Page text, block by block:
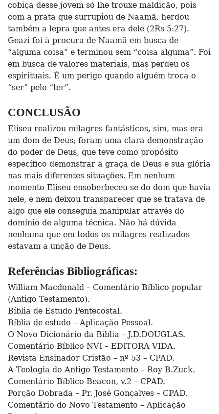
cobiça desse jovem só lhe trouxe maldição, pois
com a prata que surrupiou de Naamã, herdou
também a lepra que antes era dele (2Rs 5:27).
Geazi foi à procura de Naamã em busca de
“alguma coisa” e terminou sem “coisa alguma”. Foi
em busca de valores materiais, mas perdeu os
espirituais. É um perigo quando alguém troca o
“ser” pelo “ter”.
CONCLUSÃO
Eliseu realizou milagres fantásticos, sim, mas era
um dom de Deus; foram uma clara demonstração
do poder de Deus, que teve como propósito
específico demonstrar a graça de Deus e sua glória
nas mais diferentes situações. Em nenhum
momento Eliseu ensoberbeceu-se do dom que havia
nele, e nem deixou transparecer que se tratava de
algo que ele conseguia manipular através do
domínio de alguma técnica. Não há dúvida
nenhuma que em todos os milagres realizados
estavam a unção de Deus.
Referências Bibliográficas:
William Macdonald – Comentário Bíblico popular
(Antigo Testamento).
Bíblia de Estudo Pentecostal.
Bíblia de estudo – Aplicação Pessoal.
O Novo Dicionário da Bíblia – J.D.DOUGLAS.
Comentário Bíblico NVI – EDITORA VIDA.
Revista Ensinador Cristão – nº 53 – CPAD.
A Teologia do Antigo Testamento – Roy B.Zuck.
Comentário Bíblico Beacon, v.2 – CPAD.
Porção Dobrada – Pr. José Gonçalves – CPAD.
Comentário do Novo Testamento – Aplicação